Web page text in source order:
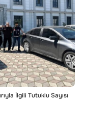
İlgili Tutuklu Sayısı